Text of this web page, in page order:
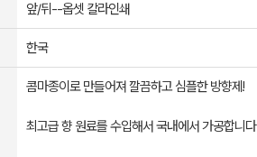
앞/뒤--옵셋 칼라인쇄
한국
콤마종이로 만들어져 깔끔하고 심플한 방향제!
최고급 향 원료를 수입해서 국내에서 가공합니다